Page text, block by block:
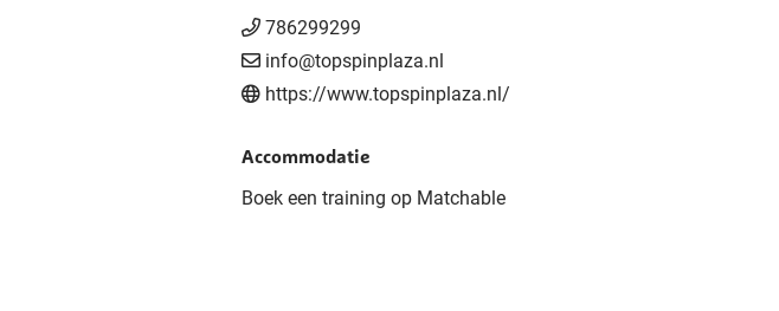
786299299
info@topspinplaza.nl
https://www.topspinplaza.nl/
Accommodatie
Boek een training op Matchable